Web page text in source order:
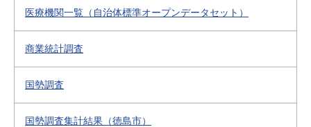
医療機関一覧（自治体標準オープンデータセット）
商業統計調査
国勢調査
国勢調査集計結果（徳島市）